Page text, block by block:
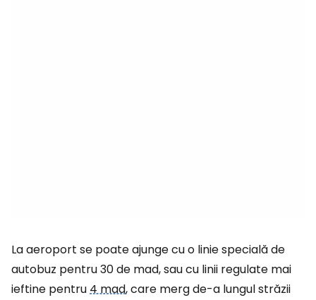
La aeroport se poate ajunge cu o linie specială de
autobuz pentru 30 de mad, sau cu linii regulate mai
ieftine pentru4 mad, care merg de-a lungul străzii